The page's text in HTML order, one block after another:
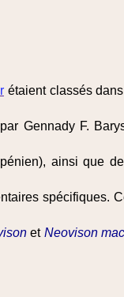
étaient classés
Gennady F.
ainsi que
spécifiques.
et Neovison